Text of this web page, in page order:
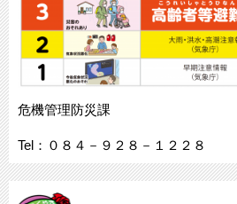
危機管理防災課
Tel：０８４－９２８－１２２８